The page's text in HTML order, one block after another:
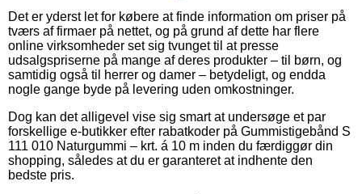
Det er yderst let for købere at finde information om priser på
tværs af firmaer på nettet, og på grund af dette har flere
online virksomheder set sig tvunget til at presse
udsalgspriserne på mange af deres produkter – til børn, og
samtidig også til herrer og damer – betydeligt, og endda
nogle gange byde på levering uden omkostninger.
Dog kan det alligevel vise sig smart at undersøge et par
forskellige e-butikker efter rabatkoder på Gummistigebånd S
111 010 Naturgummi – krt. á 10 m inden du færdiggør din
shopping, således at du er garanteret at indhente den
bedste pris.